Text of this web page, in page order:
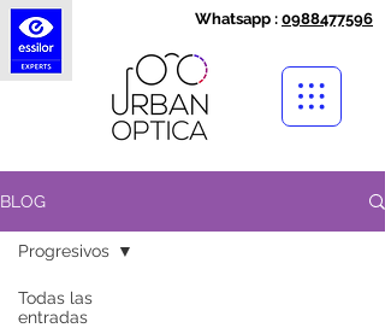
Whatsapp : 0988477596
BLOG
Todas las
entradas
Progresivos